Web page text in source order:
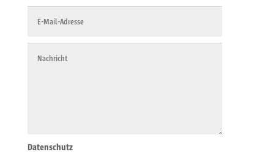
Datenschutz